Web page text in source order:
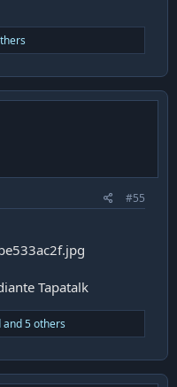
#55
Tapatalk
and 5 others